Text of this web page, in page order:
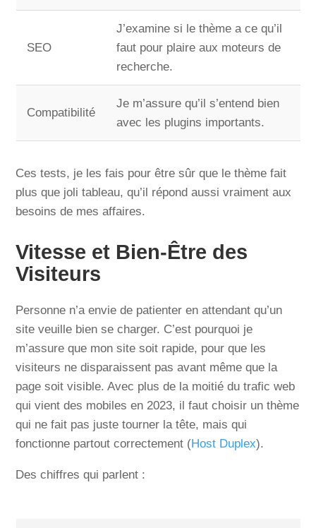
SEO
J’examine si le thème a ce qu’il
faut pour plaire aux moteurs de
recherche.
Compatibilité
Je m’assure qu’il s’entend bien
avec les plugins importants.
Ces tests, je les fais pour être sûr que le thème fait
plus que joli tableau, qu’il répond aussi vraiment aux
besoins de mes affaires.
Vitesse et Bien-Être des
Visiteurs
Personne n’a envie de patienter en attendant qu’un
site veuille bien se charger. C’est pourquoi je
m’assure que mon site soit rapide, pour que les
visiteurs ne disparaissent pas avant même que la
page soit visible. Avec plus de la moitié du trafic web
qui vient des mobiles en 2023, il faut choisir un thème
qui ne fait pas juste tourner la tête, mais qui
fonctionne partout correctement (Host Duplex).
Des chiffres qui parlent :